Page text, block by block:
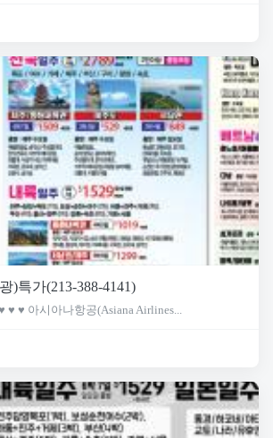
)특가(213-388-4141)
♥ ♥ 아시아나항공(Asiana Airlines...